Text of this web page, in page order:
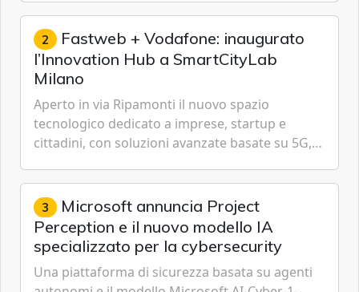
2 Fastweb + Vodafone: inaugurato
l’Innovation Hub a SmartCityLab
Milano
Aperto in via Ripamonti il nuovo spazio
tecnologico dedicato a imprese, startup e
cittadini, con soluzioni avanzate basate su 5G,
Cybersecurity.
3 Microsoft annuncia Project
Perception e il nuovo modello IA
specializzato per la cybersecurity
Una piattaforma di sicurezza basata su agenti